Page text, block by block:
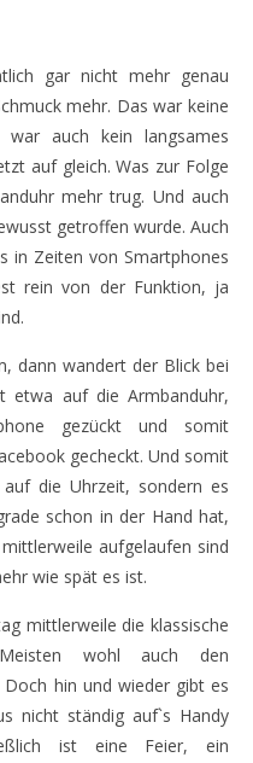
gar nicht mehr genau
mehr. Das war keine
war auch kein langsames
auf gleich. Was zur Folge
mehr trug. Und auch
getroffen wurde. Auch
in Zeiten von Smartphones
rein von der Funktion, ja
dann wandert der Blick bei
etwa auf die Armbanduhr,
gezückt und somit
gecheckt. Und somit
die Uhrzeit, sondern es
schon in der Hand hat,
aufgelaufen sind
wie spät es ist.
mittlerweile die klassische
wohl auch den
hin und wieder gibt es
nicht ständig auf`s Handy
ist eine Feier, ein